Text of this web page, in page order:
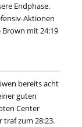
Endphase.
Aktionen
mit 24:19
bereits acht
guten
Center
traf zum 28:23.